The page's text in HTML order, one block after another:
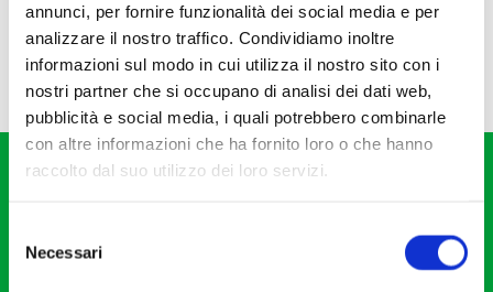
annunci, per fornire funzionalità dei social media e per
analizzare il nostro traffico. Condividiamo inoltre
informazioni sul modo in cui utilizza il nostro sito con i
nostri partner che si occupano di analisi dei dati web,
pubblicità e social media, i quali potrebbero combinarle
con altre informazioni che ha fornito loro o che hanno
raccolto dal suo utilizzo dei loro servizi.
delNecessari